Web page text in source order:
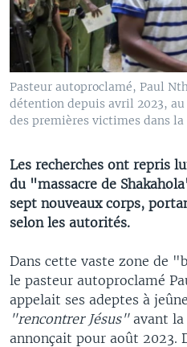
Pasteur autoproclamé, Paul
détention depuis avril 2023,
des premières victimes dans la
Les recherches ont repris
du "massacre de
sept nouveaux corps,
selon les autorités.
Dans cette vaste zone de
le pasteur autoproclamé
appelait ses adeptes à
"rencontrer Jésus"avant la
annonçait pour août 2023.